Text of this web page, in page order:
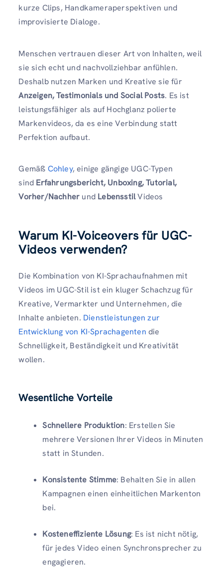
kurze Clips, Handkameraperspektiven und
improvisierte Dialoge.
Menschen vertrauen dieser Art von Inhalten, weil
sie sich echt und nachvollziehbar anfühlen.
Deshalb nutzen Marken und Kreative sie für
Anzeigen, Testimonials und Social Posts. Es ist
leistungsfähiger als auf Hochglanz polierte
Markenvideos, da es eine Verbindung statt
Perfektion aufbaut.
Gemäß Cohley, einige gängige UGC-Typen
sind Erfahrungsbericht, Unboxing, Tutorial,
Vorher/Nachher und LebensstilVideos
Warum KI-Voiceovers für UGC-
Videos verwenden?
Die Kombination von KI-Sprachaufnahmen mit
Videos im UGC-Stil ist ein kluger Schachzug für
Kreative, Vermarkter und Unternehmen, die
Inhalte anbieten. Dienstleistungen zur
Entwicklung von KI-Sprachagenten die
Schnelligkeit, Beständigkeit und Kreativität
wollen.
Wesentliche Vorteile
Schnellere Produktion: Erstellen Sie
mehrere Versionen Ihrer Videos in Minuten
statt in Stunden.
Konsistente Stimme: Behalten Sie in allen
Kampagnen einen einheitlichen Markenton
bei.
Kosteneffiziente Lösung: Es ist nicht nötig,
für jedes Video einen Synchronsprecher zu
engagieren.